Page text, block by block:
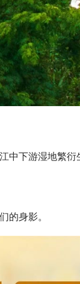
中下游湿地繁衍
的身影。